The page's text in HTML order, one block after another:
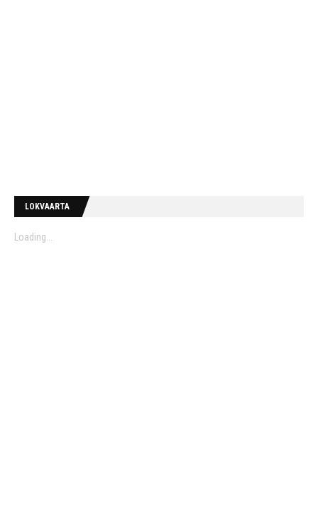
LOKVAARTA
Loading...